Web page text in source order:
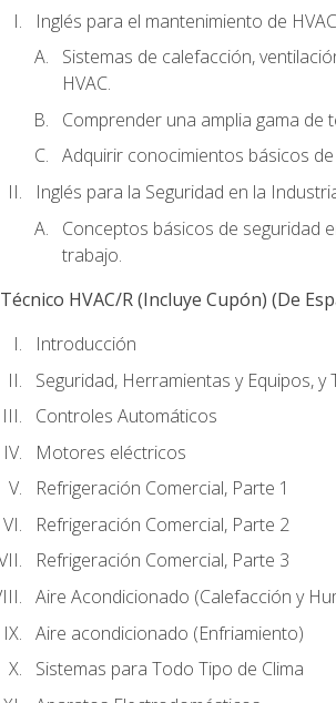
Inglés para el mantenimiento de HVAC
Sistemas de calefacción,
HVAC.
Comprender una amplia gama de
Adquirir conocimientos básicos
Inglés para la Seguridad en la
Conceptos básicos de seguridad
trabajo.
Técnico HVAC/R (Incluye Cupón) (De
Introducción
Seguridad, Herramientas y Equipos, y
Controles Automáticos
Motores eléctricos
Refrigeración Comercial, Parte 1
Refrigeración Comercial, Parte 2
Refrigeración Comercial, Parte 3
Aire Acondicionado (Calefacción y
Aire acondicionado (Enfriamiento)
Sistemas para Todo Tipo de Clima